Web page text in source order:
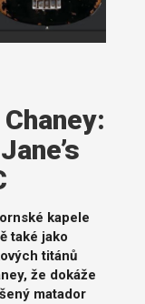
kapele
také jako
titánů
že dokáže
matador